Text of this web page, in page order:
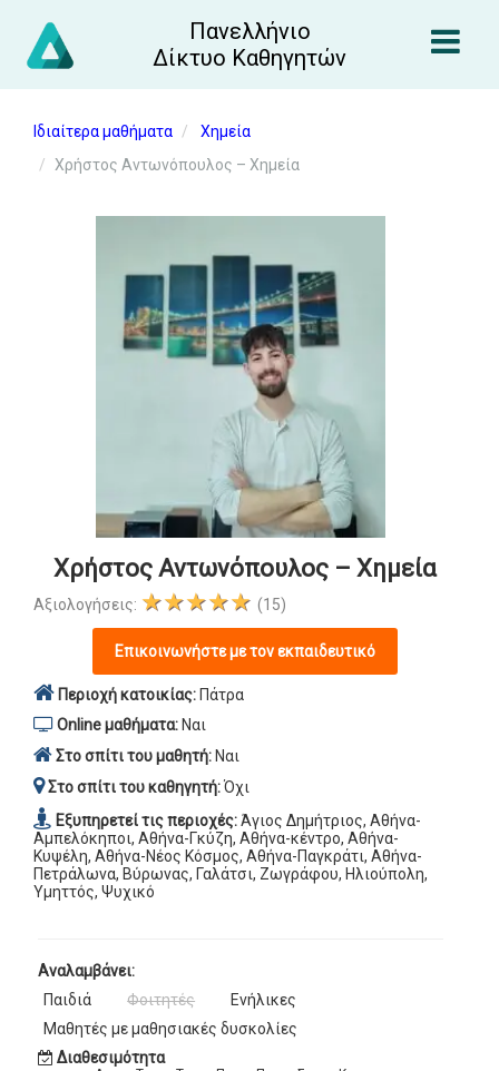
Πανελλήνιο
Δίκτυο Καθηγητών
Ιδιαίτερα μαθήματα
Χημεία
Χρήστος Αντωνόπουλος – Χημεία
Χρήστος Αντωνόπουλος – Χημεία
Αξιολογήσεις: ★★★★★ (15)
Επικοινωνήστε με τον εκπαιδευτικό
Περιοχή κατοικίας: Πάτρα
Online μαθήματα: Ναι
Στο σπίτι του μαθητή: Ναι
Στο σπίτι του καθηγητή:Όχι
Εξυπηρετεί τις περιοχές:Άγιος Δημήτριος, Αθήνα-
Αμπελόκηποι, Αθήνα-Γκύζη, Αθήνα-κέντρο, Αθήνα-
Κυψέλη, Αθήνα-Νέος Κόσμος, Αθήνα-Παγκράτι, Αθήνα-
Πετράλωνα, Βύρωνας, Γαλάτσι, Ζωγράφου, Ηλιούπολη,
Υμηττός, Ψυχικό
Αναλαμβάνει:
Παιδιά
Φοιτητές
Ενήλικες
Μαθητές με μαθησιακές δυσκολίες
Διαθεσιμότητα